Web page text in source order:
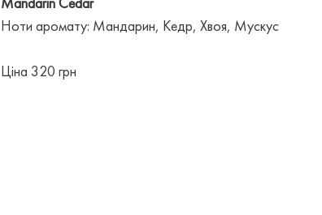
Mandarin Cedar
Ноти аромату: Мандарин, Кедр, Хвоя, Мускус
Ціна 320 грн